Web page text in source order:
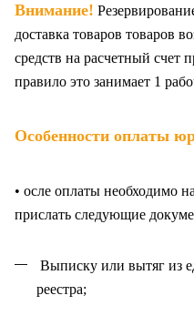
Внимание!
доставка товаров товаров
средств на расчетный счет
правило это занимает 1
Особенности оплаты
• осле оплаты необходимо
прислать следующие
Выписку или вытяг из
реестра;